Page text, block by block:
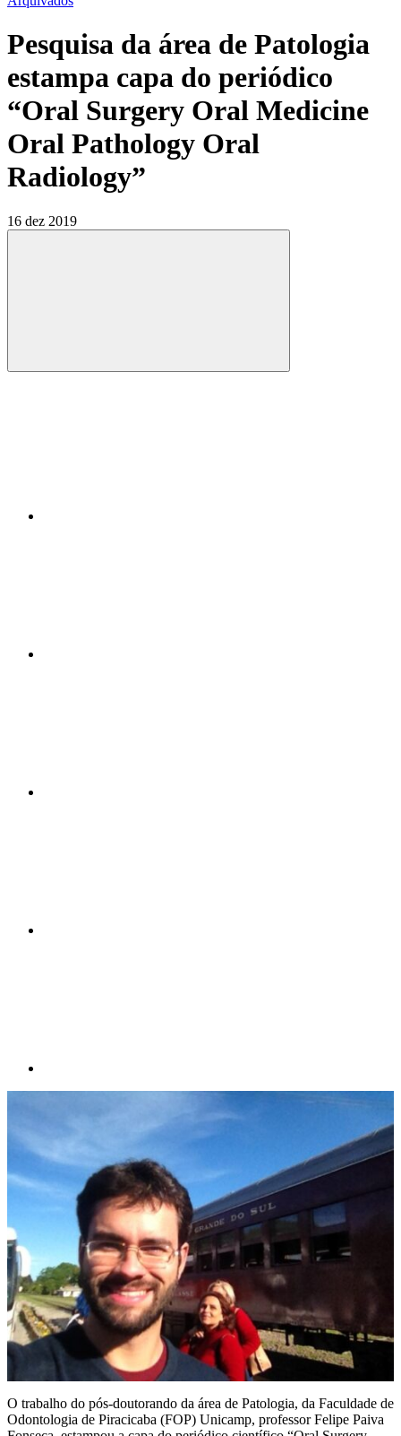
Pesquisa da área de Patologia
estampa capa do periódico
“Oral Surgery Oral Medicine
Oral Pathology Oral
Radiology”
16 dez 2019
Compartilhar
O trabalho do pós-doutorando da área de Patologia, da Faculdade de
Odontologia de Piracicaba (FOP) Unicamp, professor Felipe Paiva